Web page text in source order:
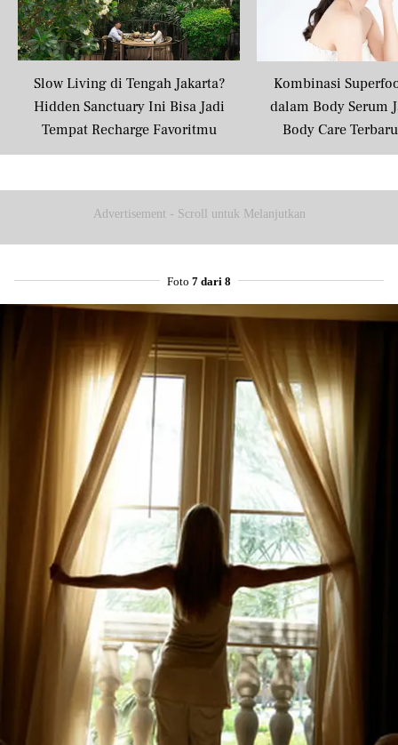
Slow Living di Tengah Jakarta?
Hidden Sanctuary Ini Bisa Jadi
Tempat Recharge Favoritmu
Kombinasi
dalam Body Serum
Body Care
Masyarakat
Advertisement - Scroll untuk Melanjutkan
Foto 7 dari 8